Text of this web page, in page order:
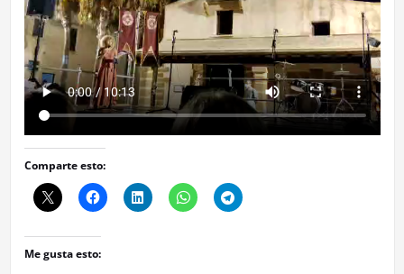
Comparte esto:
Me gusta esto: